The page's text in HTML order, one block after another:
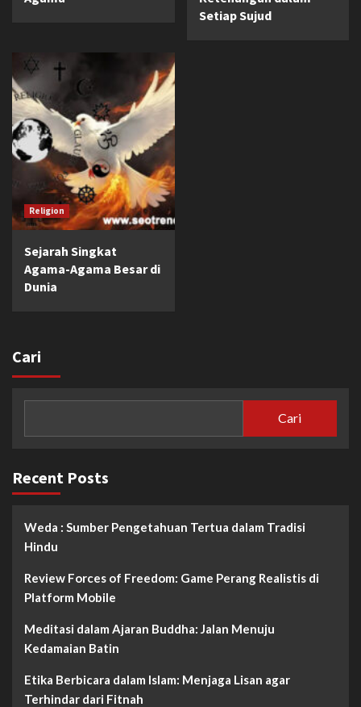
Setiap Sujud
Religion
Sejarah Singkat
Agama-Agama Besar di
Dunia
Cari
Cari
Recent Posts
Weda : Sumber Pengetahuan Tertua dalam Tradisi
Hindu
Review Forces of Freedom: Game Perang Realistis di
Platform Mobile
Meditasi dalam Ajaran Buddha: Jalan Menuju
Kedamaian Batin
Etika Berbicara dalam Islam: Menjaga Lisan agar
Terhindar dari Fitnah